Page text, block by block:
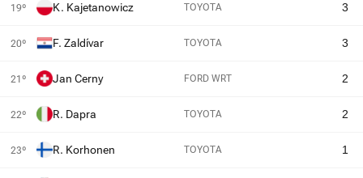
19º K. Kajetanowicz TOYOTA 3
20º F. Zaldívar TOYOTA 3
21º Jan Cerny FORD WRT 2
22º R. Dapra TOYOTA 2
23º R. Korhonen TOYOTA 1